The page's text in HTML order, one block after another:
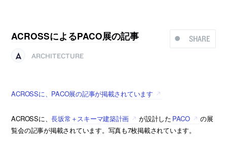
SHARE
ACROSSによるPACO展の記事
ARCHITECTURE
ACROSSに、PACO展の記事が掲載されています
ACROSSに、長坂常＋スキーマ建築計画 が設計した PACO
の展
覧会の記事が掲載されています。写真も7枚掲載されています。